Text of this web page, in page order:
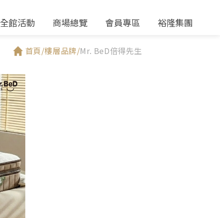
全館活動 商場總覽 會員專區 裕隆集團
首頁/樓層品牌/Mr. BeD倍得先生